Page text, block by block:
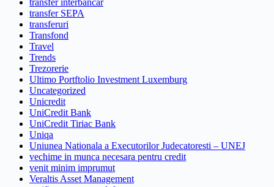
transfer interbancar
transfer SEPA
transferuri
Transfond
Travel
Trends
Trezorerie
Ultimo Portftolio Investment Luxemburg
Uncategorized
Unicredit
UniCredit Bank
UniCredit Tiriac Bank
Uniqa
Uniunea Nationala a Executorilor Judecatoresti – UNEJ
vechime in munca necesara pentru credit
venit minim imprumut
Veraltis Asset Management